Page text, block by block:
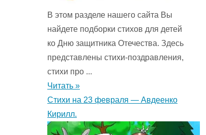
В этом разделе нашего сайта Вы
найдете подборки стихов для детей
ко Дню защитника Отечества. Здесь
представлены стихи-поздравления,
стихи про ...
Читать »
Стихи на 23 февраля — Авдеенко
Кирилл.